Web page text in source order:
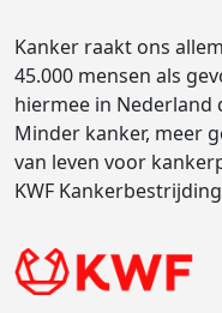
Kanker raakt ons
45.000 mensen als
hiermee in Nederland
Minder kanker, meer
van leven voor
KWF